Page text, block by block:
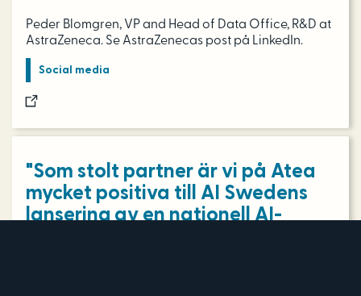
Peder Blomgren, VP and Head of Data Office, R&D at
AstraZeneca. Se AstraZenecas post på LinkedIn.
Social media
"Som stolt partner är vi på Atea
mycket positiva till AI Swedens
lansering av en nationell AI-